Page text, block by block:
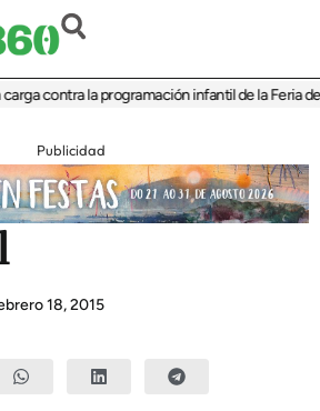
la programación infantil de la Feria de la
Publicidad
18, 2015